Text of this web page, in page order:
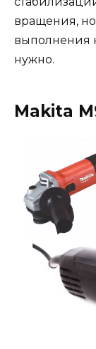
вращения,
выполнения
нужно.
Makita